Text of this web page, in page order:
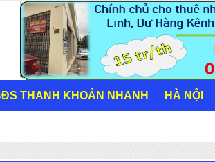
THANH KHOẢN NHANH HÀ NỘI